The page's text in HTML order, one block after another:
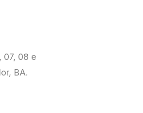
07, 08 e
BA.